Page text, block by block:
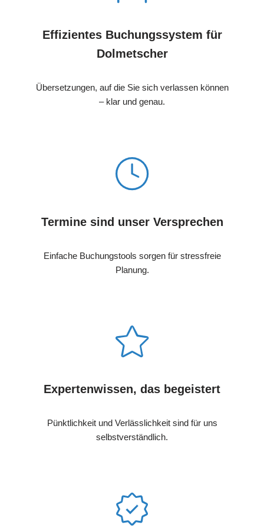
Effizientes Buchungssystem für
Dolmetscher
Übersetzungen, auf die Sie sich verlassen können
– klar und genau.
Termine sind unser Versprechen
Einfache Buchungstools sorgen für stressfreie
Planung.
Expertenwissen, das begeistert
Pünktlichkeit und Verlässlichkeit sind für uns
selbstverständlich.